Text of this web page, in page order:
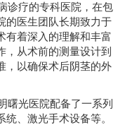
诊疗的专科医院，在包
的医生团队长期致力于
有着深入的理解和丰富
，从术前的测量设计到
，以确保术后阴茎的外
曙光医院配备了一系列
、激光手术设备等。